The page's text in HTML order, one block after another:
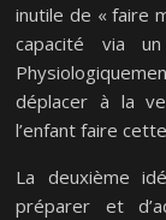
inutile de « faire
capacité via
déplacer à la
l’enfant faire
La deuxième
préparer et